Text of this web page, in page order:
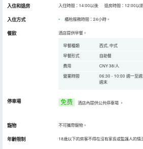
入住和退房 入住時間：14:00以後 退房時間：12:00以
入住方式 櫃枱服務時間：24小時。
餐飲 酒店提供早餐。
早餐種類
西式, 中式
早餐形式
自助餐
費用
CNY 38/人
營業時間
06:30 - 10:00 週一至
週末
停車場 免费 酒店內提供公共停車場 。
寵物 不可攜帶寵物。
年齡限制 18歲以下的房客不得在沒有家長或監護人的情